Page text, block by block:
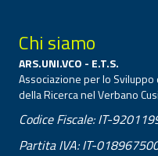
Chi siamo
ARS.UNI.VCO - E.T.S.
Associazione per lo Sviluppo
della Ricerca nel Verbano
Codice Fiscale: IT-
Partita IVA: IT-